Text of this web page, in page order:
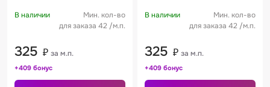
В наличии
Мин. кол-во
для заказа 42 /м.п.
325 ₽ за м.п.
+409 бонус
В наличии
Мин. кол-во
для заказа 42 /м.п.
325 ₽ за м.п.
+409 бонус